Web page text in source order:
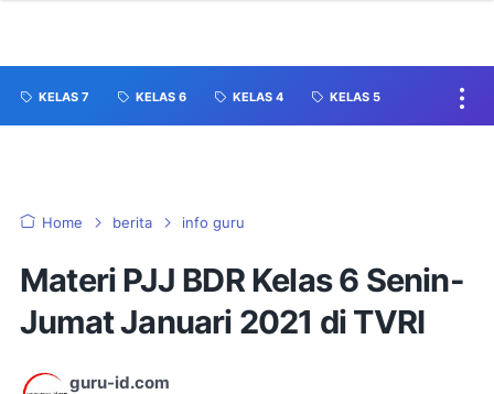
KELAS 7 KELAS 6 KELAS 4 KELAS 5
Home berita info guru
Materi PJJ BDR Kelas 6 Senin-
Jumat Januari 2021 di TVRI
guru-id.com